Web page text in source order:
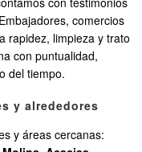
comercios
rapidez, limpieza y trato
con puntualidad,
del tiempo.
y alrededores
y áreas cercanas: